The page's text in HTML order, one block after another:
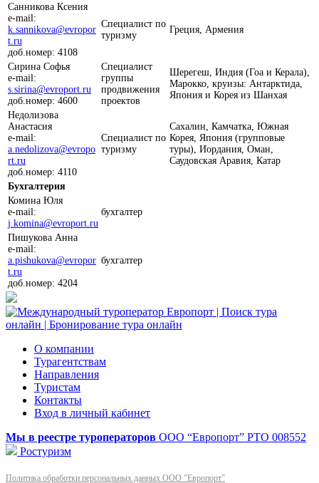
Санникова Ксения
e-mail:
k.sannikova@evropor
t.ru
доб.номер: 4108
Специалист по
туризму
Греция, Армения
Сирина Софья
e-mail:
s.sirina@evroport.ru
доб.номер: 4600
Специалист
группы
продвижения
проектов
Шерегеш, Индия (Гоа и Керала),
Марокко, круизы: Антарктида,
Япония и Корея из Шанхая
Недолизова
Анастасия
e-mail:
a.nedolizova@evropo
rt.ru
доб.номер: 4110
Специалист по
туризму
Сахалин, Камчатка, Южная
Корея, Япония (групповые
туры), Иордания, Оман,
Саудовская Аравия, Катар
Бухгалтерия
Комина Юля
e-mail:
j.komina@evroport.ru
бухгалтер
Пишукова Анна
e-mail:
a.pishukova@evropor
t.ru
доб.номер: 4204
бухгалтер
О компании
Турагентствам
Направления
Туристам
Контакты
Вход в личный кабинет
Мы в реестре туроператоров ООО “Европорт” РТО 008552
Ростуризм
Политика обработки персональных данных ООО "Европорт"